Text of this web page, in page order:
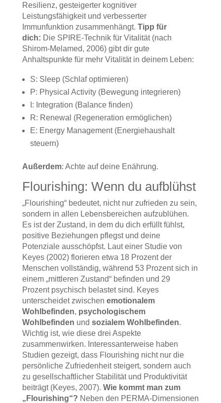
Resilienz, gesteigerter kognitiver
Leistungsfähigkeit und verbesserter
Immunfunktion zusammenhängt. Tipp für
dich: Die SPIRE-Technik für Vitalität (nach
Shirom-Melamed, 2006) gibt dir gute
Anhaltspunkte für mehr Vitalität in deinem Leben:
S: Sleep (Schlaf optimieren)
P: Physical Activity (Bewegung integrieren)
I: Integration (Balance finden)
R: Renewal (Regeneration ermöglichen)
E: Energy Management (Energiehaushalt
steuern)
Außerdem: Achte auf deine Enährung.
Flourishing: Wenn du aufblühst
„Flourishing“ bedeutet, nicht nur zufrieden zu sein,
sondern in allen Lebensbereichen aufzublühen.
Es ist der Zustand, in dem du dich erfüllt fühlst,
positive Beziehungen pflegst und deine
Potenziale ausschöpfst. Laut einer Studie von
Keyes (2002) florieren etwa 18 Prozent der
Menschen vollständig, während 53 Prozent sich in
einem „mittleren Zustand“ befinden und 29
Prozent psychisch belastet sind. Keyes
unterscheidet zwischen emotionalem
Wohlbefinden, psychologischem
Wohlbefinden und sozialem Wohlbefinden.
Wichtig ist, wie diese drei Aspekte
zusammenwirken. Interessanterweise haben
Studien gezeigt, dass Flourishing nicht nur die
persönliche Zufriedenheit steigert, sondern auch
zu gesellschaftlicher Stabilität und Produktivität
beiträgt (Keyes, 2007). Wie kommt man zum
„Flourishing“? Neben den PERMA-Dimensionen